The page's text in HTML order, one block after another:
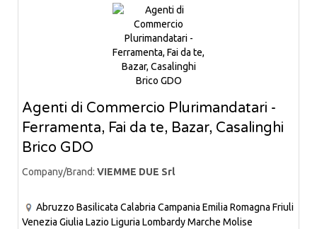
Agenti di Commercio Plurimandatari -
Ferramenta, Fai da te, Bazar, Casalinghi
Brico GDO
Company/Brand: VIEMME DUE Srl
Abruzzo Basilicata Calabria Campania Emilia Romagna Friuli
Venezia Giulia Lazio Liguria LombardyMarche Molise